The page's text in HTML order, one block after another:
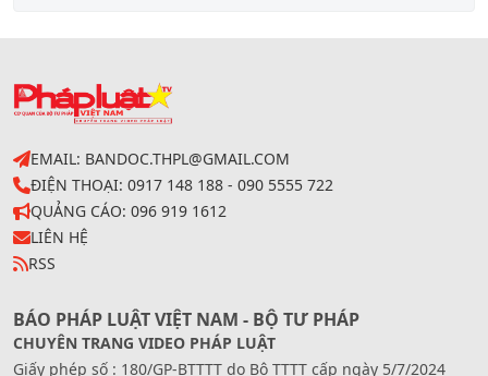
EMAIL: BANDOC.THPL@GMAIL.COM
ĐIỆN THOẠI: 0917 148 188 - 090 5555 722
QUẢNG CÁO: 096 919 1612
LIÊN HỆ
RSS
BÁO PHÁP LUẬT VIỆT NAM - BỘ TƯ PHÁP
CHUYÊN TRANG VIDEO PHÁP LUẬT
Giấy phép số : 180/GP-BTTTT do Bộ TTTT cấp ngày 5/7/2024